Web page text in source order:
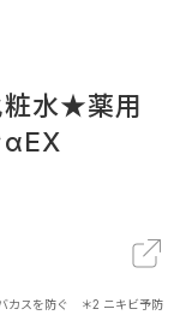
粧水★薬用
αEX
カスを防ぐ ＊2 ニキビ予防